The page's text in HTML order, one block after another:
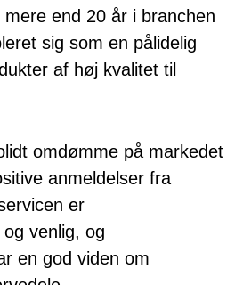
end 20 år i branchen
sig som en pålidelig
af høj kvalitet til
omdømme på markedet
anmeldelser fra
er
venlig, og
en god viden om